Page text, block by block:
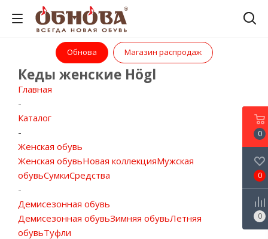
Обнова Магазин распродаж
Кеды женские Högl
Главная
-
Каталог
-
Женская обувь
Женская обувьНовая коллекцияМужская
обувьСумкиСредства
-
Демисезонная обувь
Демисезонная обувьЗимняя обувьЛетняя
обувьТуфли
0
0
0